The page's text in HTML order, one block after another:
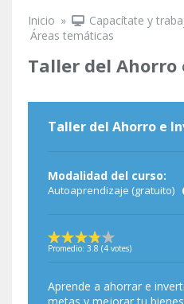
Se encuentra
Inicio » Capacítate y
Áreas temáticas
Taller del Ahorro
Taller del Ahorro e
Modalidad del curso:
Autoaprendizaje (gratuito)
Promedio: 3.8 (4 votes)
Aprende a ahorrar e